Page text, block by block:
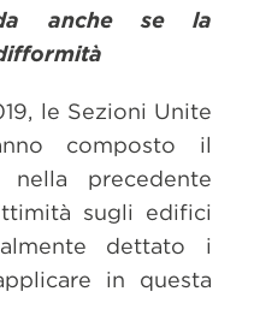
anche se la
le Sezioni Unite
composto il
nella precedente
sugli edifici
dettato i
in questa